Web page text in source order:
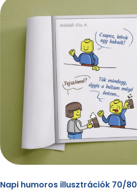
Napi humoros illusztrációk 70/80